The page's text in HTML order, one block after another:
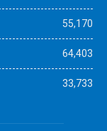
55,170
64,403
33,733